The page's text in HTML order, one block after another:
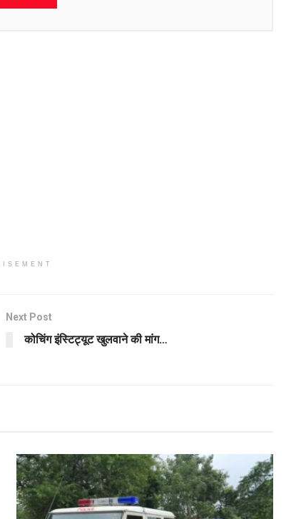
Next Post
कोचिंग इंस्टिट्यूट खुलवाने की मांग…